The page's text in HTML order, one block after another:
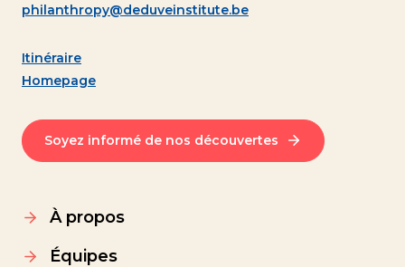
philanthropy@deduveinstitute.be
Itinéraire
Homepage
Soyez informé de nos découvertes
À propos
Équipes